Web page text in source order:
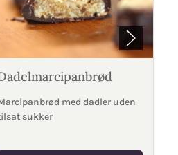
med dadler uden
sukker